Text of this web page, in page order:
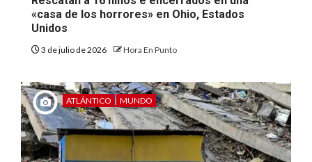
«casa de los horrores» en Ohio, Estados
Unidos
3 de julio de 2026 Hora En Punto
ATLÁNTICO MUNDO